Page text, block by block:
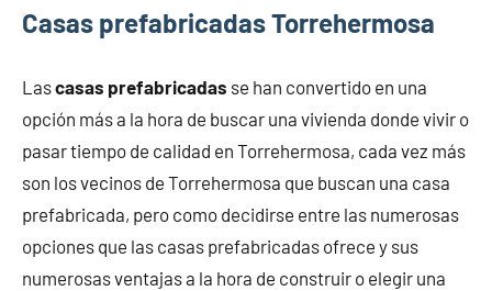
Casas prefabricadas Torrehermosa
Lascasas prefabricadas se han convertido en una
opción más a la hora de buscar una vivienda donde vivir o
pasar tiempo de calidad en Torrehermosa, cada vez más
son los vecinos de Torrehermosa que buscan una casa
prefabricada, pero como decidirse entre las numerosas
opciones que las casas prefabricadas ofrece y sus
numerosas ventajas a la hora de construir o elegir una